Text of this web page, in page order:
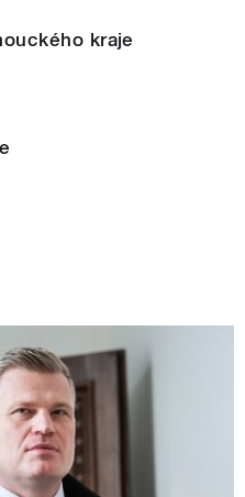
kraje